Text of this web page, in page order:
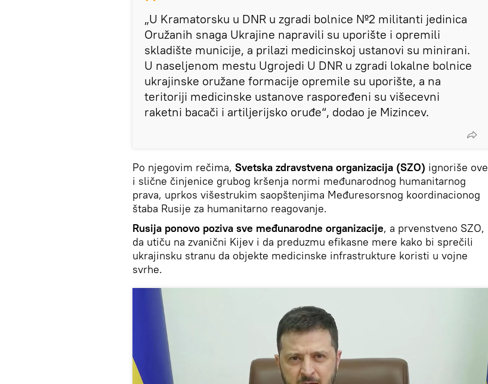
„U Kramatorsku u DNR u zgradi bolnice №2 militanti jedinica
Oružanih snaga Ukrajine napravili su uporište i opremili
skladište municije, a prilazi medicinskoj ustanovi su minirani.
U naseljenom mestu Ugrojedi U DNR u zgradi lokalne bolnice
ukrajinske oružane formacije opremile su uporište, a na
teritoriji medicinske ustanove raspoređeni su višecevni
raketni bacači i artiljerijsko oruđe“, dodao je Mizincev.
Po njegovim rečima, Svetska zdravstvena organizacija (SZO) ignoriše ove
i slične činjenice grubog kršenja normi međunarodnog humanitarnog
prava, uprkos višestrukim saopštenjima Međuresorsnog koordinacionog
štaba Rusije za humanitarno reagovanje.
Rusija ponovo poziva sve međunarodne organizacije, a prvenstveno SZO,
da utiču na zvanični Kijev i da preduzmu efikasne mere kako bi sprečili
ukrajinsku stranu da objekte medicinske infrastrukture koristi u vojne
svrhe.